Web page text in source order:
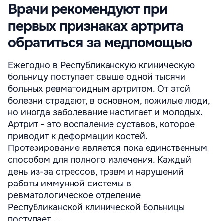
Врачи рекомендуют при
первых признаках артрита
обратиться за медпомощью
Ежегодно в Республиканскую клиническую
больницу поступает свыше одной тысячи
больных ревматоидным артритом. От этой
болезни страдают, в основном, пожилые люди,
но иногда заболевание настигает и молодых.
Артрит - это воспаление суставов, которое
приводит к деформации костей.
Протезирование является пока единственным
способом для полного излечения. Каждый
день из-за стрессов, травм и нарушений
работы иммунной системы в
ревматологическое отделение
Республиканской клинической больницы